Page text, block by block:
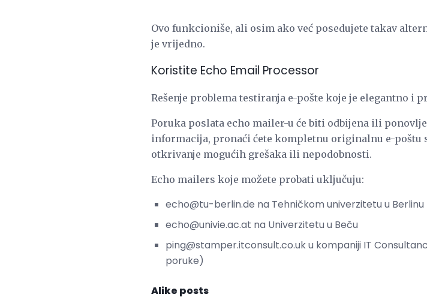
Ovo funkcioniše, ali osim ako već posedujete takav
je vrijedno.
Koristite Echo Email Processor
Rešenje problema testiranja e-pošte koje je elegantno i
Poruka poslata echo mailer-u će biti odbijena ili
informacija, pronaći ćete kompletnu originalnu e-poštu
otkrivanje mogućih grešaka ili nepodobnosti.
Echo mailers koje možete probati uključuju:
echo@tu-berlin.de na Tehničkom univerzitetu u Berlinu
echo@univie.ac.at na Univerzitetu u Beču
ping@stamper.itconsult.co.uk u kompaniji IT
poruke)
Alike posts